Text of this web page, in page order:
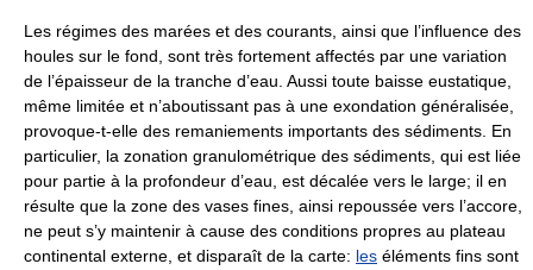
Les régimes des marées et des courants, ainsi que l’influence des
houles sur le fond, sont très fortement affectés par une variation
de l’épaisseur de la tranche d’eau. Aussi toute baisse eustatique,
même limitée et n’aboutissant pas à une exondation généralisée,
provoque-t-elle des remaniements importants des sédiments. En
particulier, la zonation granulométrique des sédiments, qui est liée
pour partie à la profondeur d’eau, est décalée vers le large; il en
résulte que la zone des vases fines, ainsi repoussée vers l’accore,
ne peut s’y maintenir à cause des conditions propres au plateau
continental externe, et disparaît de la carte: les éléments fins sont